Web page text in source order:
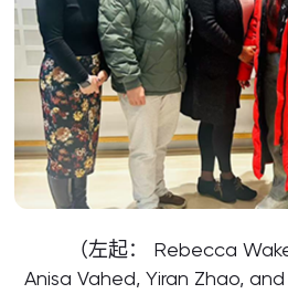
（左起： Rebecca
Anisa Vahed, Yiran Zhao,